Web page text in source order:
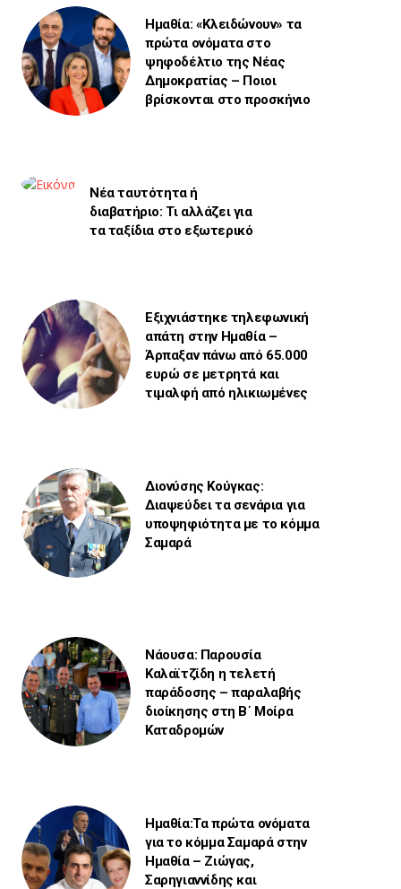
Ημαθία: «Κλειδώνουν» τα
πρώτα ονόματα στο
ψηφοδέλτιο της Νέας
Δημοκρατίας – Ποιοι
βρίσκονται στο προσκήνιο
Νέα ταυτότητα ή
διαβατήριο: Τι αλλάζει για
τα ταξίδια στο εξωτερικό
Εξιχνιάστηκε τηλεφωνική
απάτη στην Ημαθία –
Άρπαξαν πάνω από 65.000
ευρώ σε μετρητά και
τιμαλφή από ηλικιωμένες
Διονύσης Κούγκας:
Διαψεύδει τα σενάρια για
υποψηφιότητα με το κόμμα
Σαμαρά
Νάουσα: Παρουσία
Καλαϊτζίδη η τελετή
παράδοσης – παραλαβής
διοίκησης στη Β΄ Μοίρα
Καταδρομών
Ημαθία:Τα πρώτα ονόματα
για το κόμμα Σαμαρά στην
Ημαθία – Ζιώγας,
Σαρηγιαννίδης και